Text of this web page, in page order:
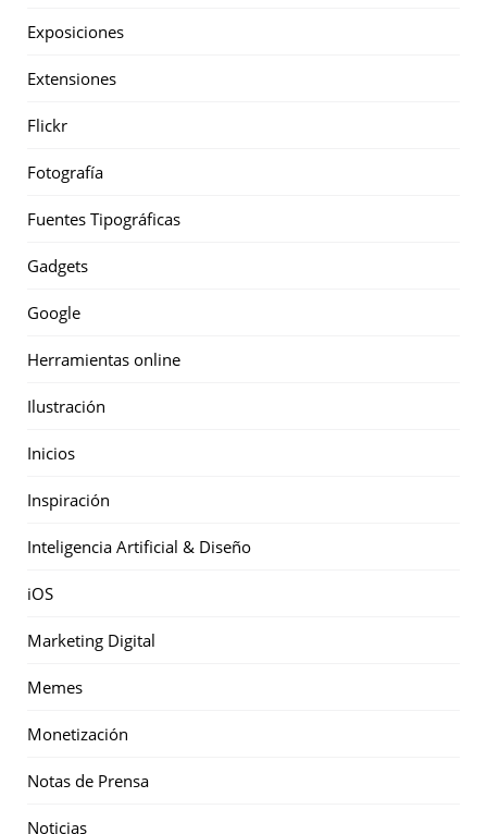
Exposiciones
Extensiones
Flickr
Fotografía
Fuentes Tipográficas
Gadgets
Google
Herramientas online
Ilustración
Inicios
Inspiración
Inteligencia Artificial & Diseño
iOS
Marketing Digital
Memes
Monetización
Notas de Prensa
Noticias